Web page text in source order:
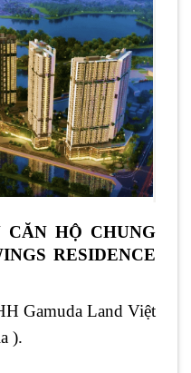
HỘ CHUNG
RESIDENCE
Gamuda Land Việt
).